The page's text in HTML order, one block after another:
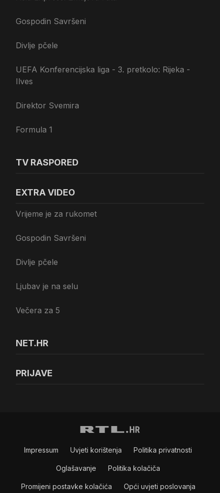
Gospodin Savršeni
Divlje pčele
UEFA Konferencijska liga - 3. pretkolo: Rijeka -
Ilves
Direktor Svemira
Formula 1
TV RASPORED
EXTRA VIDEO
Vrijeme je za rukomet
Gospodin Savršeni
Divlje pčele
Ljubav je na selu
Večera za 5
NET.HR
PRIJAVE
Impressum Uvjeti korištenja Politika privatnosti
Oglašavanje Politika kolačiča
Promijeni postavke kolačića Opći uvjeti poslovanja